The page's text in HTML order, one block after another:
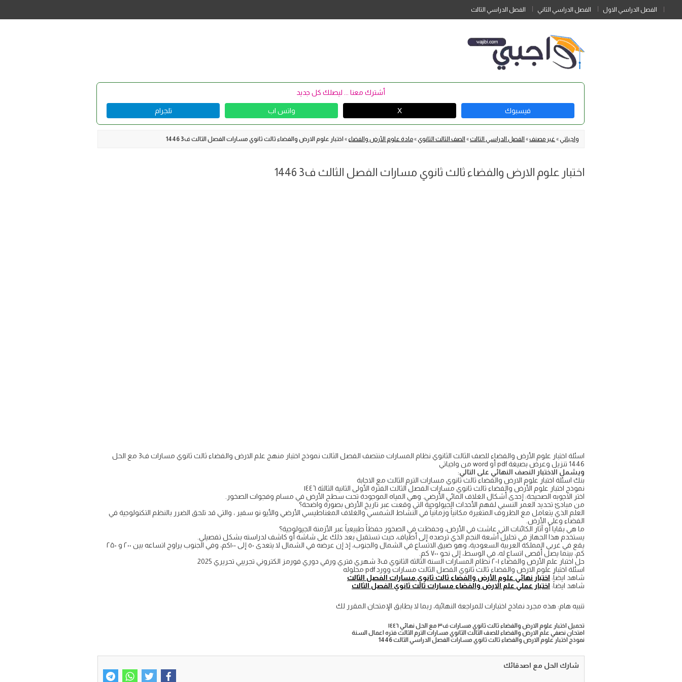
الفصل الدراسي الاول الفصل الدراسي الثاني الفصل الدراسي الثالث
أشترك معنا ... ليصلك كل جديد
فيسبوك X واتس اب تلجرام
واجباتي » غير مصنف» الفصل الدراسي الثالث» الصف الثالث الثانوي »مادة علوم الأرض والفضاء » اختبار علوم الارض والفضاء ثالث ثانوي مسارات الفصل الثالث ف3 1446
اختبار علوم الارض والفضاء ثالث ثانوي مسارات الفصل الثالث ف3 1446
اسئلة اختبار علوم الأرض والفضاء للصف الثالث الثانوي نظام المسارات منتصف الفصل الثالث نموذج اختبار منهج علم الارض والفضاء ثالث ثانوي مسارات ف3 مع الحل
1446 تنزيل وعرض بصيغة pdf أو word من واجباتي
ويشمل الاختبار النصف النهائي على التالي:
بنك اسئلة اختبار علوم الارض والفضاء ثالث ثانوي مسارات الترم الثالث مع الاجابة
نموذج اختبار علوم الأرض والفضاء ثالث ثانوي مسارات الفصل الثالث الفترة الأولى الثانية الثالثة ١٤٤٦
اختر الاجوبه الصحيحة: إحدى أشكال الغلاف المائي الأرضي. وهي المياه الموجودة تحت سطح الأرض في مسام وفجوات الصخور.
من مبادئ تحديد العمر النسبي لفهم الأحداث الجيولوجية التي وقعت عبر تاريخ الأرض بصورة واضحة؟
العلم الذي يتعامل مع الظروف المتغيرة مكانياً وزمانياً في النشاط الشمسي والغلاف المغناطيسي الأرضي والأيو نو سفير ، والتي قد تلحق الضرر بالنظم التكنولوجية في
الفضاء وعلى الأرض.
ما هي بقايا أو آثار الكائنات التي عاشت في الأرض، وحفظت في الصخور حفظاً طبيعياً عبر الأزمنة الجيولوجية؟
يستخدم هذا الجهاز في تحليل أشعة النجم الذي ترصده إلى أطياف، حيث تستقبل بعد ذلك على شاشة أو كاشف لدراسته بشكل تفصيلي.
يقع في غربي المملكة العربية السعودية، وهو ضيق الاتساع في الشمال والجنوب، إذ إن عرضه في الشمال لا يتعدى ٥٠ إلى ١٠٠كم، وفي الجنوب يراوح اتساعه بين ۲۰۰ و ۲۵۰
كم، بينما يصل أقصى اتساع له، في الوسط، إلى نحو ٧٠٠ كم.
حل اختبار علم الأرض والفضاء ١-٢ نظام المسارات السنة الثالثة الثانوي ف3 شهري فتري ورقي دوري فورمز الكتروني تجريبي تحريري 2025
اسئلة اختبار علوم الارض والفضاء ثالث ثانوي الفصل الثالث مسارات وورد pdf محلوله
شاهد ايضاً: اختبار نهائي علوم الأرض والفضاء ثالث ثانوي مسارات الفصل الثالث
شاهد ايضاً: اختبار عملي علم الارض والفضاء مسارات ثالث ثانوي الفصل الثالث
تنبيه هام: هذه مجرد نماذج اختبارات للمراجعة النهائية، ربما لا يطابق الإمتحان المقرر لك
تحميل اختبار علوم الارض والفضاء ثالث ثانوي مسارات ف٣ مع الحل نهائي ١٤٤٦
امتحان نصفي علم الارض والفضاء للصف الثالث الثانوي مسارات الترم الثالث فتره اعمال السنة
نموذج اختبار علوم الارض والفضاء ثالث ثانوي مسارات الفصل الدراسي الثالث 1446
شارك الحل مع اصدقائك